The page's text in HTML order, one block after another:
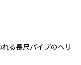
る長尺パイプのヘリ